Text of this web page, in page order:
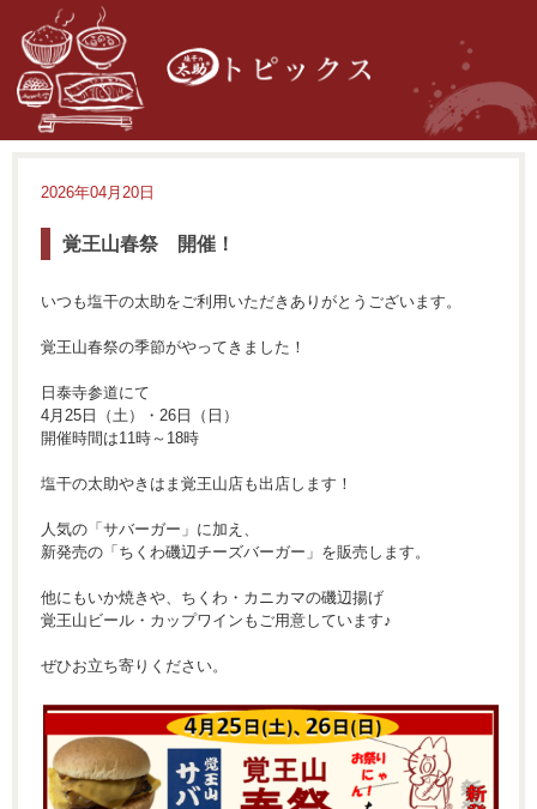
2026年04月20日
覚王山春祭 開催！
いつも塩干の太助をご利用いただきありがとうございます。
覚王山春祭の季節がやってきました！
日泰寺参道にて
4月25日（土）・26日（日）
開催時間は11時～18時
塩干の太助やきはま覚王山店も出店します！
人気の「サバーガー」に加え、
新発売の「ちくわ磯辺チーズバーガー」を販売します。
他にもいか焼きや、ちくわ・カニカマの磯辺揚げ
覚王山ビール・カップワインもご用意しています♪
ぜひお立ち寄りください。